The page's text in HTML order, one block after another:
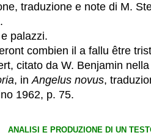
traduzione e note di M.
palazzi.
combien il a fallu être
citato da W. Benjamin
, inAngelus novus,
1962, p. 75.
ANALISI E PRODUZIONE DI UN